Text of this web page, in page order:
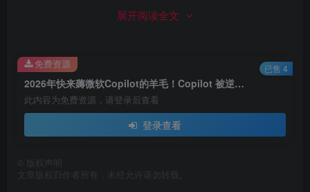
venv\Scripts\Activate.
macOS / Linux 系统上：
python3 -m venv venv
source venv/bin/activate
安装依赖环境
展开阅读全文
2026年快来薅微软Copilot的羊毛！Copilot 被逆向封装，免费调用 GPT-5 级 AI！无需 API Key 直接接入本地 AI Agent，天才程序员又“白嫖”上了？
此内容为免费资源，请登录后查看
登录查看
免费资源 已售 4
版权声明
文章版权归作者所有，未经允许请勿转载。